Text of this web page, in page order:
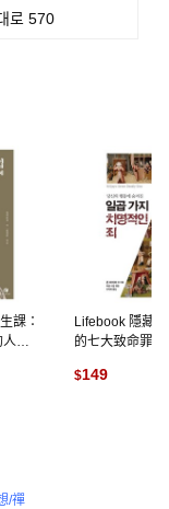
로 570
課：
生
Lifebook 隱藏
的七大致命罪
內心罪性的方法
$149
/禪